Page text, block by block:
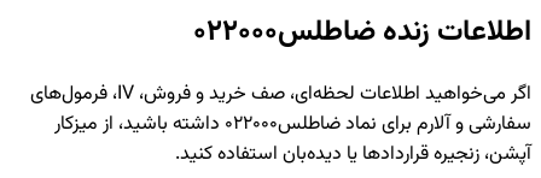
اطلاعات زندهضاطلس022000
اگر می‌خواهید اطلاعات لحظه‌ای، صف خرید و فروش، IV، فرمول‌های
سفارشی و آلارم برای نمادضاطلس022000
داشته باشید، از میزکار
آپشن، زنجیره قراردادها یا دیده‌بان استفاده کنید.